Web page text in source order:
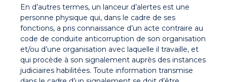
En d’autres termes, un lanceur d’alertes est une
personne physique qui, dans le cadre de ses
fonctions, a pris connaissance d’un acte contraire au
code de conduite anticorruption de son organisation
et/ou d’une organisation avec laquelle il travaille, et
qui procède à son signalement auprès des instances
judiciaires habilitées. Toute information transmise